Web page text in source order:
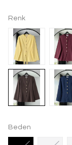
Renk
Beden